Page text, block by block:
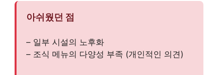
아쉬웠던 점
– 일부 시설의 노후화
– 조식 메뉴의 다양성 부족 (개인적인 의견)